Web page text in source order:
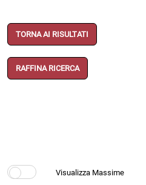
TORNA AI RISULTATI
RAFFINA RICERCA